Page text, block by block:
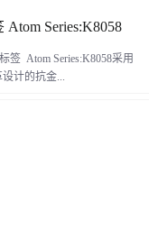
Series:K8058
签 Atom Series:K8058采用
计的抗金...